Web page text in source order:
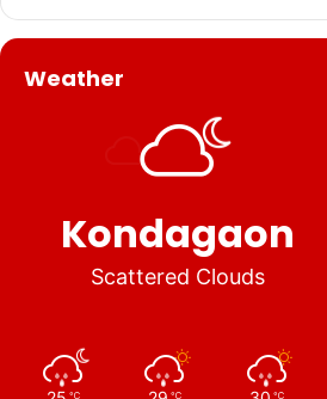
Weather
Kondagaon
Scattered Clouds
℃ ℃ ℃